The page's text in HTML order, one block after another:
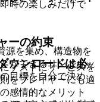
時の楽しみだけで
ーの約束
ゲストにサービスを
をプレイヤーにも適
感情的なメリット
源を集め、構造物を
ができるサンドボッ
目標を自分で決め
ウンロードは必